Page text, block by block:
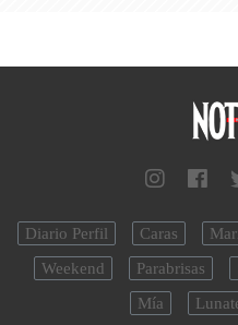
Diario Perfil Caras
Weekend
Parabrisas
Mía